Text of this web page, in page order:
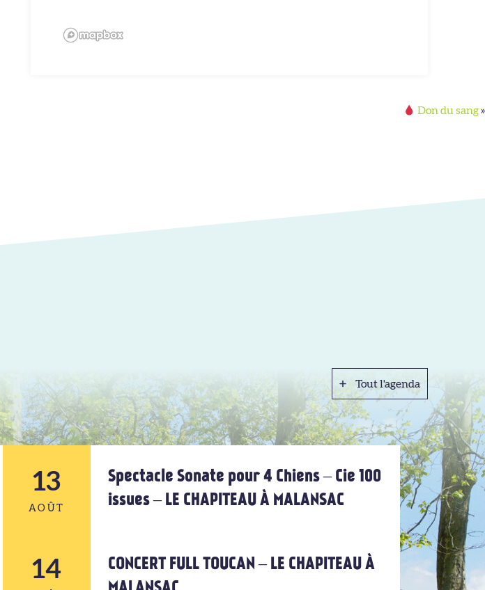
Don du sang»
Tout l'agenda
Tout l'agenda
13
AOÛT
13
Spectacle Sonate pour 4 Chiens – Cie 100
issues – LE CHAPITEAU À MALANSAC
14
CONCERT FULL TOUCAN – LE CHAPITEAU À